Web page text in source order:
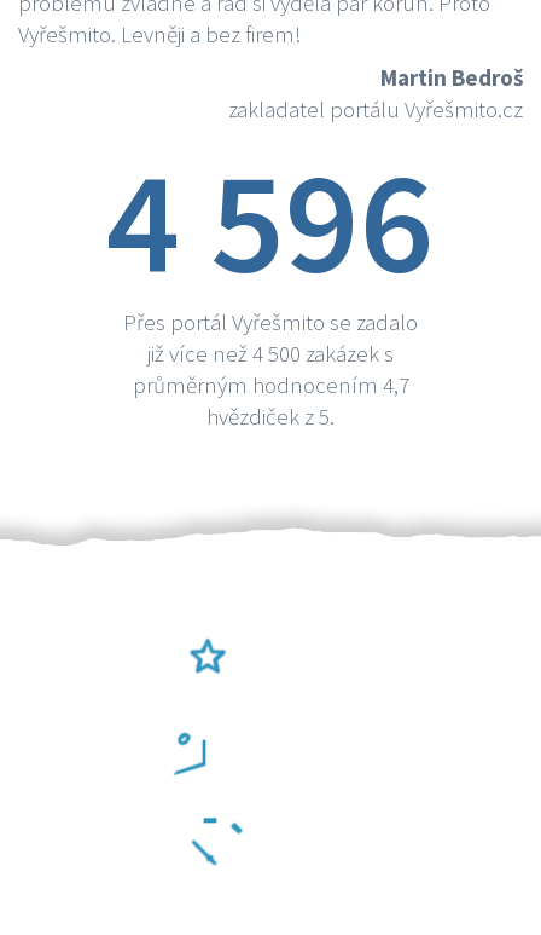
Vyřešmito. Levněji a bez firem!
Martin Bedroš
zakladatel portálu Vyřešmito.cz
4 596
Přes portál Vyřešmito se zadalo
již více než 4 500 zakázek s
průměrným hodnocením 4,7
hvězdiček z 5.